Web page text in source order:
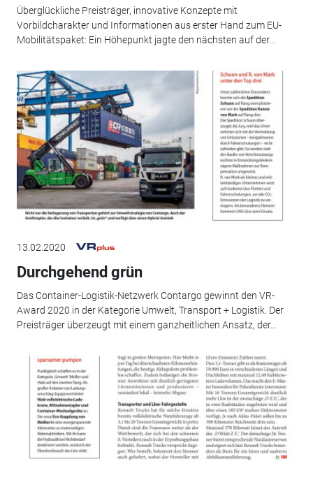
Überglückliche Preisträger, innovative Konzepte mit
Vorbildcharakter und Informationen aus erster Hand zum EU-
Mobilitätspaket: Ein Höhepunkt jagte den nächsten auf der...
13.02.2020
Durchgehend grün
Das Container-Logistik-Netzwerk Contargo gewinnt den VR-
Award 2020 in der Kategorie Umwelt, Transport + Logistik. Der
Preisträger überzeugt mit einem ganzheitlichen Ansatz, der...